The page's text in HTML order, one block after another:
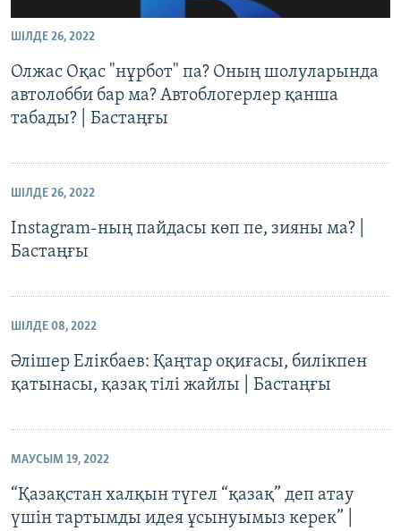
ШІЛДЕ 26, 2022
Олжас Оқас "нұрбот" па? Оның шолуларында
автолобби бар ма? Автоблогерлер қанша
табады? | Бастаңғы
ШІЛДЕ 26, 2022
Instagram-ның пайдасы көп пе, зияны ма? |
Бастаңғы
ШІЛДЕ 08, 2022
Әлішер Елікбаев: Қаңтар оқиғасы, билікпен
қатынасы, қазақ тілі жайлы | Бастаңғы
МАУСЫМ 19, 2022
“Қазақстан халқын түгел “қазақ” деп атау
үшін тартымды идея ұсынуымыз керек” |